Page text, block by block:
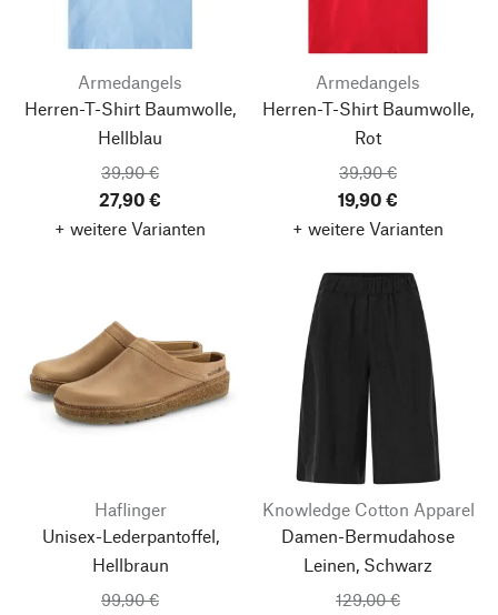
Armedangels
Herren-T-Shirt Baumwolle,
Hellblau
39,90 €
27,90 €
+ weitere Varianten
Armedangels
Herren-T-Shirt Baumwolle,
Rot
39,90 €
19,90 €
+ weitere Varianten
Haflinger
Unisex-Lederpantoffel,
Hellbraun
99,90 €
Knowledge Cotton Apparel
Damen-Bermudahose
Leinen, Schwarz
129,00 €